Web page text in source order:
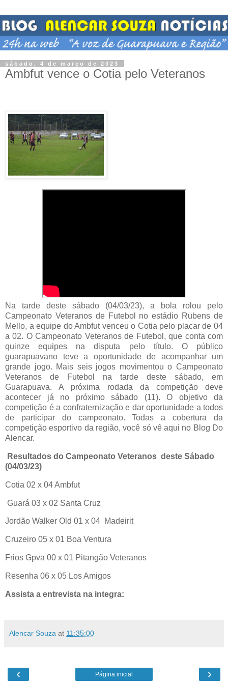
sábado, 4 de março de 2023
Ambfut vence o Cotia pelo Veteranos
Na tarde deste sábado (04/03/23), a bola rolou pelo
Campeonato Veteranos de Futebol no estádio Rubens de
Mello, a equipe do Ambfut venceu o Cotia pelo placar de 04
a 02. O Campeonato Veteranos de Futebol, que conta com
quinze equipes na disputa pelo título. O público
guarapuavano teve a oportunidade de acompanhar um
grande jogo. Mais seis jogos movimentou o Campeonato
Veteranos de Futebol na tarde deste sábado, em
Guarapuava. A próxima rodada da competição deve
acontecer já no próximo sábado (11). O objetivo da
competição é a confraternização e dar oportunidade a todos
de participar do campeonato. Todas a cobertura da
competição esportivo da região, você só vê aqui no Blog Do
Alencar.
Resultados do Campeonato Veteranos deste Sábado
(04/03/23)
Cotia 02 x 04 Ambfut
Guará 03 x 02 Santa Cruz
Jordão Walker Old 01 x 04 Madeirit
Cruzeiro 05 x 01 Boa Ventura
Frios Gpva 00 x 01 Pitangão Veteranos
Resenha 06 x 05 Los Amigos
Assista a entrevista na integra:
Alencar Souza at 11:35:00
‹ ›
Página inicial